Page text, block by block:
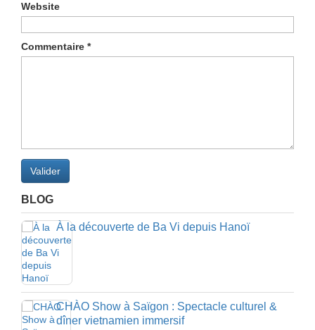
Website
Commentaire *
Valider
BLOG
À la découverte de Ba Vi depuis Hanoï
CHÀO Show à Saïgon : Spectacle culturel &
dîner vietnamien immersif